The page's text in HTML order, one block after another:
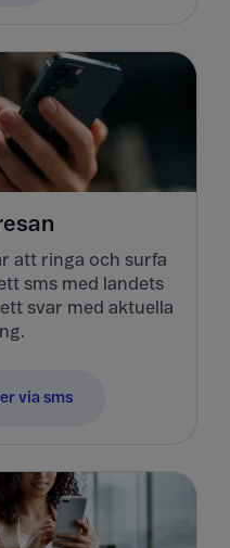
att ringa och surfa
sms med landets
svar med aktuella
via sms